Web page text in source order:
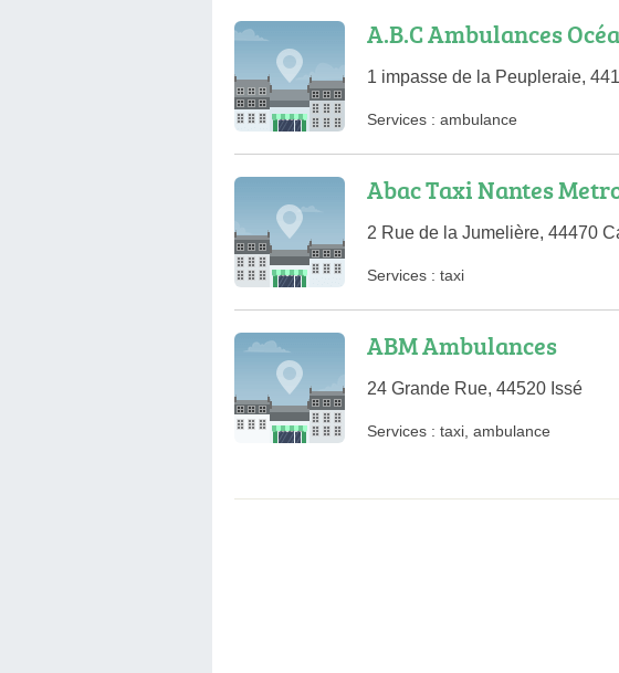
A.B.C Ambulances
1 impasse de la Peupleraie,
Services : ambulance
Abac Taxi Nantes
2 Rue de la Jumelière, 44470
Services : taxi
ABM Ambulances
24 Grande Rue, 44520 Issé
Services : taxi ambulance